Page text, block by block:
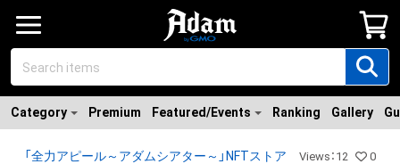
Category Premium Featured/Events Ranking Gallery
「全力アピール～アダムシアター～」NFTストア Views ： 12 0